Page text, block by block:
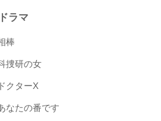
ドラマ
棒
捜研の女
ドクターX
なたの番です